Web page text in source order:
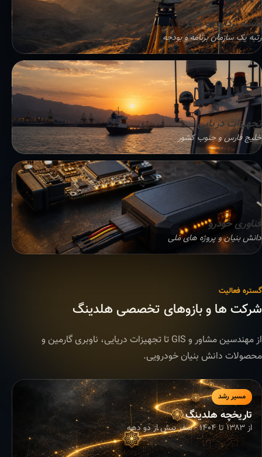
نقشه برداری و GIS
رتبه یک سازمان برنامه و بودجه
تجهیزات دریایی
خلیج فارس و جنوب کشور
فناوری خودرو
دانش بنیان و پروژه های ملی
گستره فعالیت
شرکت ها و بازوهای تخصصی هلدینگ
از مهندسین مشاور و GIS تا تجهیزات دریایی، ناوبری گارمین و
محصولات دانش بنیان خودرویی.
مسیر رشد
تاریخچه هلدینگ
از ۱۳۸۳ تا ۱۴۰۴ - سفر بیش از دو دهه